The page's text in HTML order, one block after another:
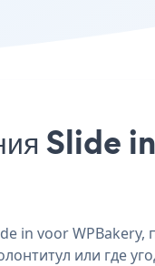
Slide
in voor
или где